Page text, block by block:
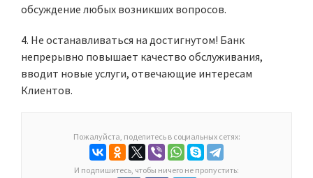
обсуждение любых возникших вопросов.
4. Не останавливаться на достигнутом! Банк
непрерывно повышает качество обслуживания,
вводит новые услуги, отвечающие интересам
Клиентов.
Пожалуйста, поделитесь в социальных сетях:
И подпишитесь, чтобы ничего не пропустить: